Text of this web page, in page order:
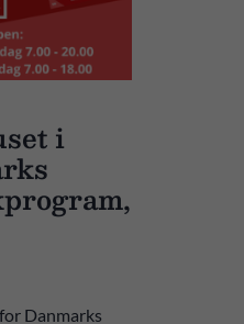
i
Danmarks